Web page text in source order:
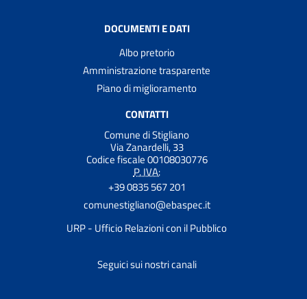
DOCUMENTI E DATI
Albo pretorio
Amministrazione trasparente
Piano di miglioramento
CONTATTI
Comune di Stigliano
Via Zanardelli, 33
Codice fiscale 00108030776
P. IVA:
+39 0835 567 201
comunestigliano@ebaspec.it
URP - Ufficio Relazioni con il Pubblico
Seguici sui nostri canali